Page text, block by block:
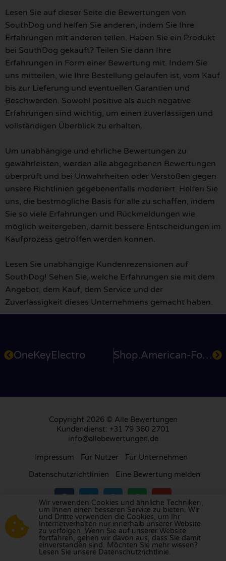
Lesen Sie auf dieser Seite die Bewertungen von
SouthDog und helfen Sie anderen, indem Sie Ihre
Erfahrungen mit anderen teilen. Haben Sie ein Produkt
bei SouthDog gekauft? Teilen Sie dann Ihre
Erfahrungen in Form einer Bewertung mit. Indem Sie
uns mitteilen, wie Ihre Bestellung gelaufen ist, vom Kauf
bis zur Lieferung und eventuellen Garantien und
Beschwerden. Sowohl positive als auch negative
Erfahrungen sind wichtig, um einen zuverlässigen und
vollständigen Überblick zu erhalten.
Um unabhängige und ehrliche Bewertungen zu
gewährleisten, werden alle abgegebenen Bewertungen
überprüft und bei Unwahrheiten oder Verstößen gegen
unsere Richtlinien gegebenenfalls moderiert. Helfen Sie
uns, die bestmögliche Basis für alle zu schaffen, indem
Sie so viele Erfahrungen und Rückmeldungen wie
möglich weitergeben, damit bessere Entscheidungen im
Kaufprozess getroffen werden können.
Lesen Sie unabhängige Kundenrezensionen auf
SouthDog! Sehen Sie, welche Erfahrungen sie mit dem
Angebot, dem Kauf, dem Service und der
Zuverlässigkeit dieses Unternehmens gemacht haben.
OneKeyElectro Shop.American-Football.com
Copyright 2026 © Alle Bewertungen
Kundendienst: +31 79 360 2701
info@allebewertungen.de
Impressum Für Nutzer
Für Unternehmen
Datenschutzrichtlinien
Eine Bewertung melden
Besuchen Sie unsere Bewertungsplattform in
Großbritannien,Frankreich, denNiederlanden
Belgien,Spanien, Italien,Portugal, Polen,
Dänemark , FinnlandundSchweden.
Wir verwenden Cookies und ähnliche Techniken,
um Ihnen einen besseren Service zu bieten. Wir
und Dritte verwenden die Cookies, um Ihr
Internetverhalten nur innerhalb unserer Website
zu verfolgen. Wenn Sie auf unserer Website
fortfahren, gehen wir davon aus, dass Sie damit
einverstanden sind. Möchten Sie mehr wissen?
Lesen Sie unsere Datenschutzrichtlinie.